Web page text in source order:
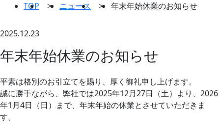
TOP
> ニュース > 年末年始休業のお知らせ
2025.12.23
年末年始休業のお知らせ
平素は格別のお引立てを賜り、厚く御礼申し上げます。
誠に勝手ながら、弊社では2025年12月27日（土）より、2026
年1月4日（日）まで、年末年始の休業とさせていただきま
す。